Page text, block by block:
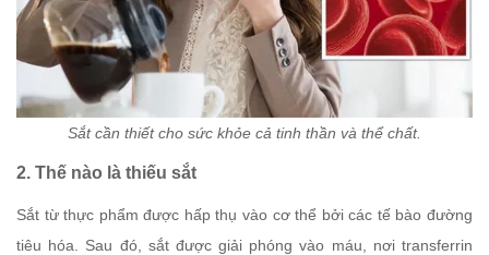
Sắt cần thiết cho sức khỏe cả tinh thần và thể chất.
2. Thế nào là thiếu sắt
Sắt từ thực phẩm được hấp thụ vào cơ thể bởi các tế bào đường
tiêu hóa. Sau đó, sắt được giải phóng vào máu, nơi transferrin